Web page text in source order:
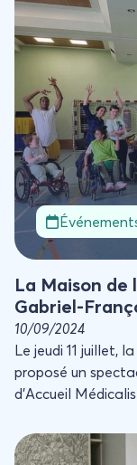
La Maison de
Gabriel-
10/09/2024
Le jeudi 11 juillet,
proposé un
d’Accueil
Michael, du
avec une
Une soirée pour